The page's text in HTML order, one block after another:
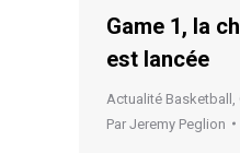
Game 1, la
est lancée
Actualité Basketball
Par Jeremy Peglion